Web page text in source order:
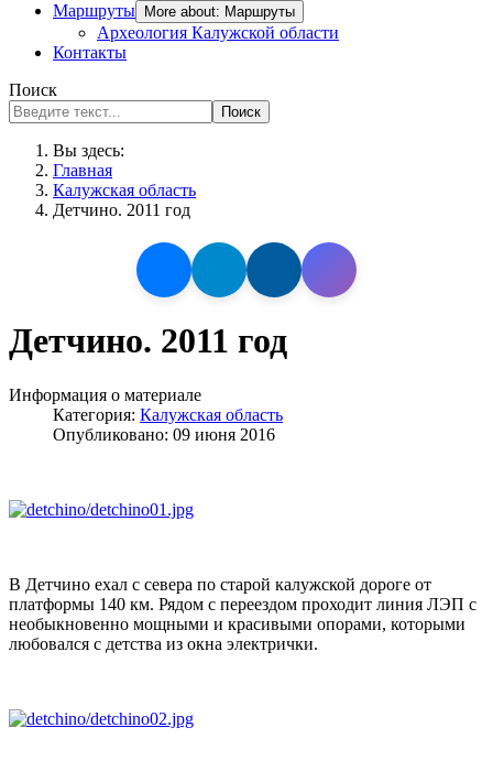
Маршруты
More about: Маршруты
Археология Калужской области
Контакты
Поиск
Поиск
Вы здесь:
Главная
Калужская область
Детчино. 2011 год
Детчино. 2011 год
Информация о материале
Категория: Калужская область
Опубликовано: 09 июня 2016
В Детчино ехал с севера по старой калужской дороге от
платформы 140 км. Рядом с переездом проходит линия ЛЭП с
необыкновенно мощными и красивыми опорами, которыми
любовался с детства из окна электрички.